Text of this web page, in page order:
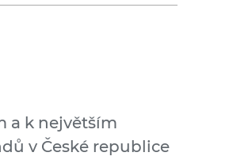
a k největším
v České republice